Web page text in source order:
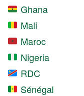
Ghana
Mali
Maroc
Nigeria
RDC
Sénégal